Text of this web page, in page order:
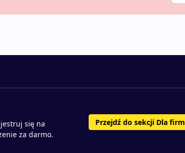
się na
za darmo.
Przejdź do sekcji Dla firm